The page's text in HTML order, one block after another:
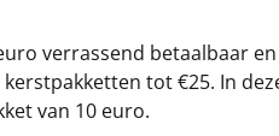
verrassend betaalbaar
tot €25. In
van 10 euro.